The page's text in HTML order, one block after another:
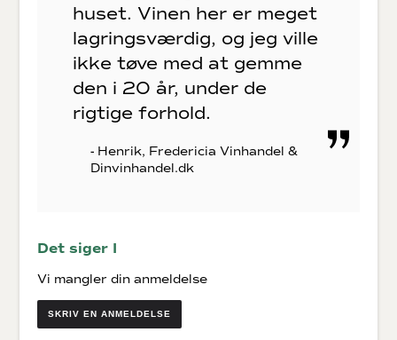
huset. Vinen her er meget
lagringsværdig, og jeg ville
ikke tøve med at gemme
den i 20 år, under de
rigtige forhold.
- Henrik, Fredericia Vinhandel &
Dinvinhandel.dk
Det siger I
Vi mangler din anmeldelse
SKRIV EN ANMELDELSE